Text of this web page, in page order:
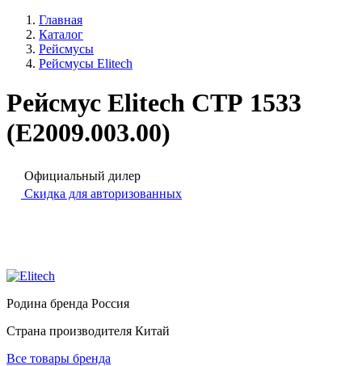
Главная
Каталог
Рейсмусы
Рейсмусы Elitech
Рейсмус Elitech СТР 1533
(E2009.003.00)
Официальный дилер
Скидка для авторизованных
Родина бренда Россия
Страна производителя Китай
Все товары бренда